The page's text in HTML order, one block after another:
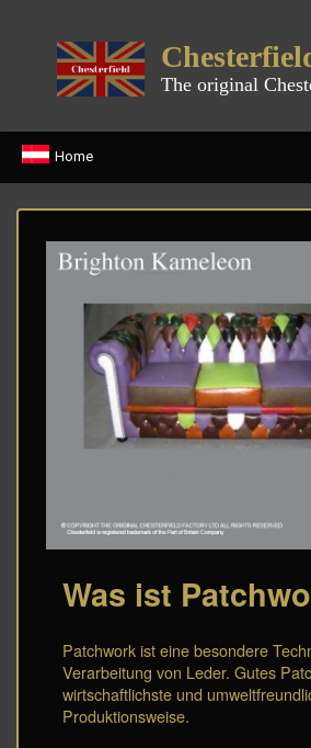
The original
Home
Was ist
Patchwork ist eine besondere
Verarbeitung von Leder. Gutes
wirtschaftlichste und
Produktionsweise.